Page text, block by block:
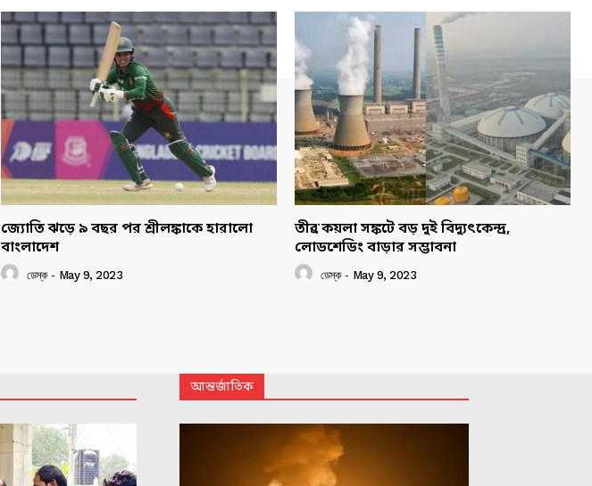
জ্যোতি ঝড়ে ৯ বছর পর শ্রীলঙ্কাকে হারালো
বাংলাদেশ
ডেস্ক - May 9, 2023
তীব্র কয়লা সঙ্কটে বড় দুই বিদ্যুৎকেন্দ্র,
লোডশেডিং বাড়ার সম্ভাবনা
ডেস্ক - May 9, 2023
আন্তর্জাতিক